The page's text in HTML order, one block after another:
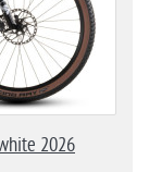
2026